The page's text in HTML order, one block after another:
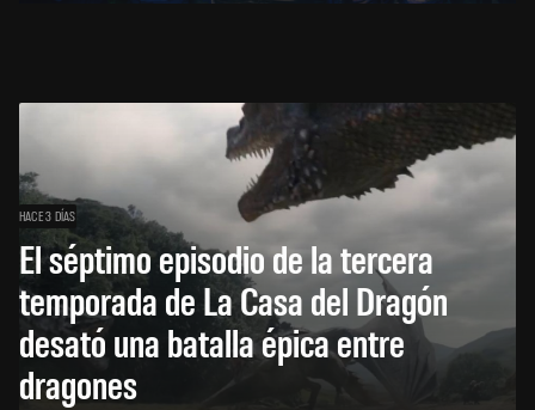
HACE 3 DÍAS
El séptimo episodio de la tercera
temporada de La Casa del Dragón
desató una batalla épica entre
dragones